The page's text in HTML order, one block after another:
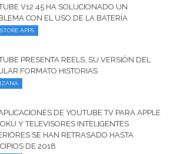
V12.45 HA SOLUCIONADO UN
CON EL USO DE LA BATERÍA
APPS
PRESENTA REELS, SU VERSIÓN DEL
FORMATO HISTORIAS
DE YOUTUBE TV PARA APPLE
Y TELEVISORES INTELIGENTES
SE HAN RETRASADO HASTA
DE 2018